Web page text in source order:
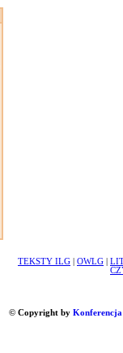
TEKSTY ILG OWLG
© Copyright by Konferencja